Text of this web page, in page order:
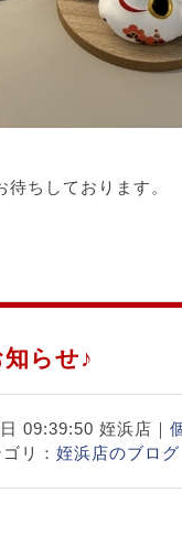
待ちしております。
らせ♪
09:39:50 姪浜店｜
リ： 姪浜店のブログ